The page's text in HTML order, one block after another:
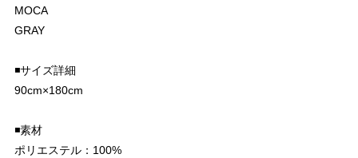
MOCA
GRAY
◾️サイズ詳細
90cm×180cm
◾️素材
ポリエステル：100%